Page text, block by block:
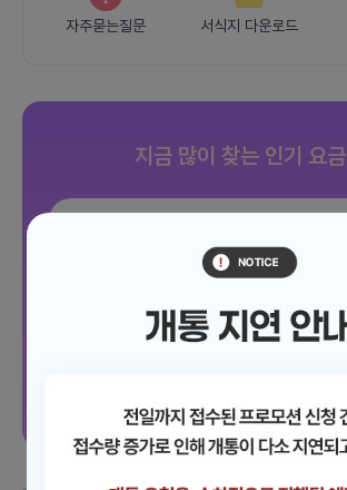
자주묻는질문 서식지 다운로드
지금 많이 찾는 인기 요금
조이 음성자유 7GB
문자 100건
월 3,300원/ 평생할인